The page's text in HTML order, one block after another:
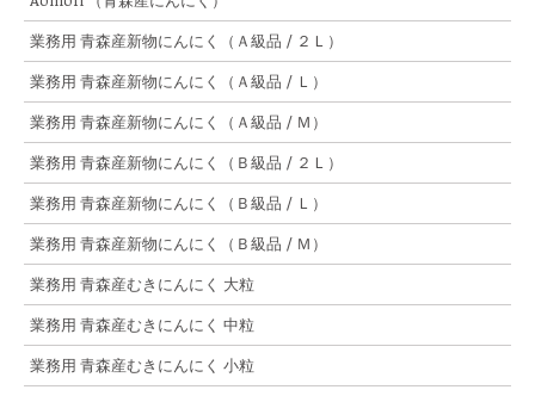
業務用 青森産新物にんにく（Ａ級品 / ２Ｌ）
業務用 青森産新物にんにく（Ａ級品 / Ｌ）
業務用 青森産新物にんにく（Ａ級品 / Ｍ）
業務用 青森産新物にんにく（Ｂ級品 / ２Ｌ）
業務用 青森産新物にんにく（Ｂ級品 / Ｌ）
業務用 青森産新物にんにく（Ｂ級品 / Ｍ）
業務用 青森産むきにんにく 大粒
業務用 青森産むきにんにく 中粒
業務用 青森産むきにんにく 小粒